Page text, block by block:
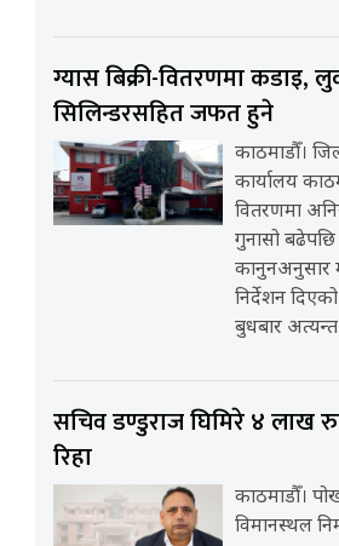
ग्यास बिक्री-वितरणमा कडाइ,
सिलिन्डरसहित जफत हुने
काठमाडौँ।
कार्यालय
वितरणमा
गुनासो
कानुनअनुसार
निर्देशन
बुधबार
सचिव डण्डुराज घिमिरे ४ लाख
रिहा
काठमाडौँ।
विमानस्थल